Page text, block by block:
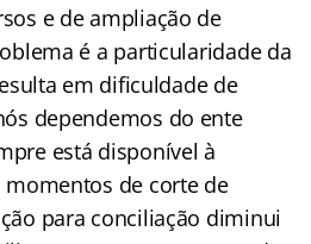
e de ampliação de
é a particularidade da
em dificuldade de
dependemos do ente
está disponível à
momentos de corte de
para conciliação diminui